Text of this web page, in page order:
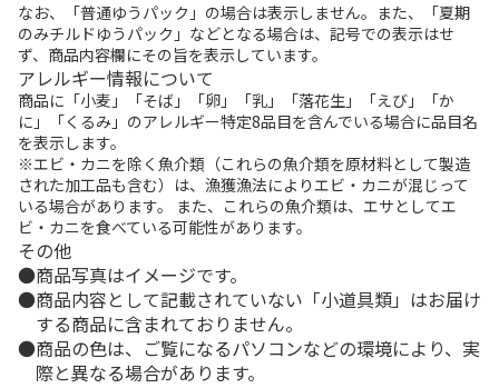
なお、「普通ゆうパック」の場合は表示しません。また、「夏期
のみチルドゆうパック」などとなる場合は、記号での表示はせ
ず、商品内容欄にその旨を表示しています。
アレルギー情報について
商品に「小麦」「そば」「卵」「乳」「落花生」「えび」「か
に」「くるみ」のアレルギー特定8品目を含んでいる場合に品目名
を表示します。
※エビ・カニを除く魚介類（これらの魚介類を原材料として製造
された加工品も含む）は、漁獲漁法によりエビ・カニが混じって
いる場合があります。 また、これらの魚介類は、エサとしてエ
ビ・カニを食べている可能性があります。
その他
商品写真はイメージです。
商品内容として記載されていない「小道具類」はお届け
する商品に含まれておりません。
商品の色は、ご覧になるパソコンなどの環境により、実
際と異なる場合があります。